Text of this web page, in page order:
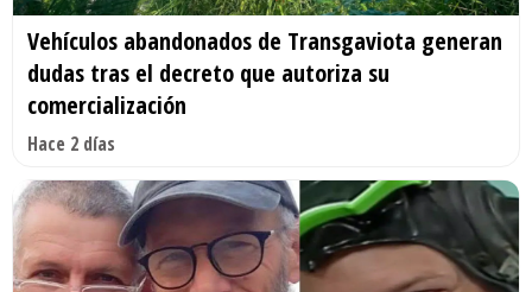
Vehículos abandonados de Transgaviota generan
dudas tras el decreto que autoriza su
comercialización
Hace 2 días